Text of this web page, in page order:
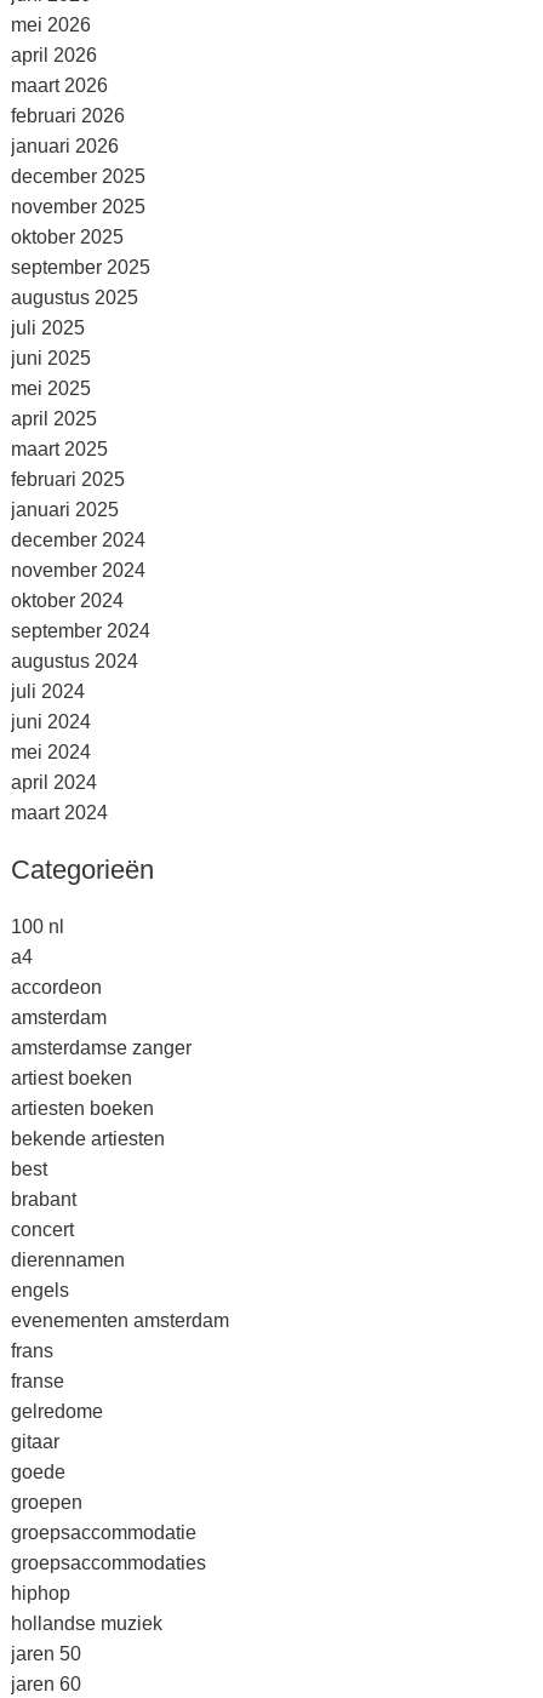
mei 2026
april 2026
maart 2026
februari 2026
januari 2026
december 2025
november 2025
oktober 2025
september 2025
augustus 2025
juli 2025
juni 2025
mei 2025
april 2025
maart 2025
februari 2025
januari 2025
december 2024
november 2024
oktober 2024
september 2024
augustus 2024
juli 2024
juni 2024
mei 2024
april 2024
maart 2024
Categorieën
100 nl
a4
accordeon
amsterdam
amsterdamse zanger
artiest boeken
artiesten boeken
bekende artiesten
best
brabant
concert
dierennamen
engels
evenementen amsterdam
frans
franse
gelredome
gitaar
goede
groepen
groepsaccommodatie
groepsaccommodaties
hiphop
hollandse muziek
jaren 50
jaren 60